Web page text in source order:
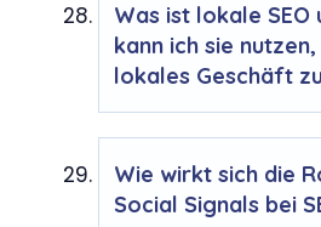
Was ist lokale SEO
kann ich sie
lokales Geschäft
Wie wirkt sich die
Social Signals bei